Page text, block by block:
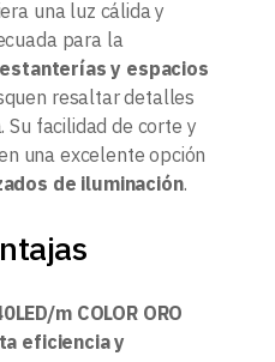
una luz cálida y
para la
y espacios
resaltar detalles
Su facilidad de corte y
una excelente opción
de iluminación.
m COLOR ORO
eficiencia y